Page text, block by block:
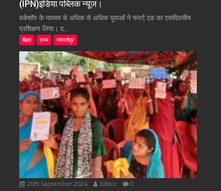
(IPN)इंडिया पब्लिक न्यूज।
वर्कशॉप के माध्यम से अधिक से अधिक युवाओं ने फर्स्ट एड का एकदिवसीय
प्रशिक्षण लिया। द...
बिहार राज्य समस्तीपुर
20th September 2024 Editor 0